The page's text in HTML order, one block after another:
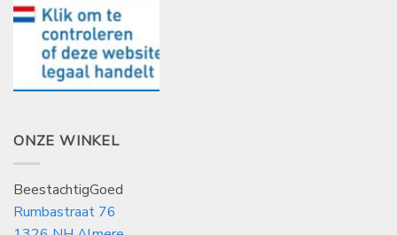
ONZE WINKEL
BeestachtigGoed
Rumbastraat 76